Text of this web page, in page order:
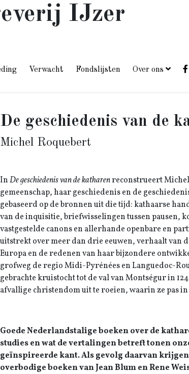
IJzer
Verwacht Fondslijsten Over ons
De geschiedenis van de
Michel Roquebert
InDe geschiedenis van de katharenreconstrueert
gemeenschap, haar geschiedenis en de
gebaseerd op de bronnen uit die tijd: kathaarse
van de inquisitie, briefwisselingen tussen pausen,
vastgestelde canons en allerhande openbare en
uitstrekt over meer dan drie eeuwen, verhaalt van
Europa en de redenen van haar bijzondere
grofweg de regio Midi-Pyrénées en Languedoc-
gebrachte kruistocht tot de val van Montségur in
afvallige christendom uit te roeien, waarin ze pas
Goede Nederlandstalige boeken over de
studies en wat de vertalingen betreft tonen
geïnspireerde kant. Als gevolg daarvan
overbodige boeken van Jean Blum en Rene